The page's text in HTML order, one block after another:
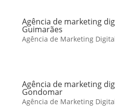
Agência de marketing
Guimarães
Agência de Marketing
Agência de marketing
Gondomar
Agência de Marketing